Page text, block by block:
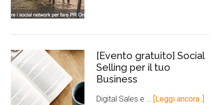
[Evento gratuito] Social
Selling per il tuo
Business
Digital Sales e … [Leggi ancora..]